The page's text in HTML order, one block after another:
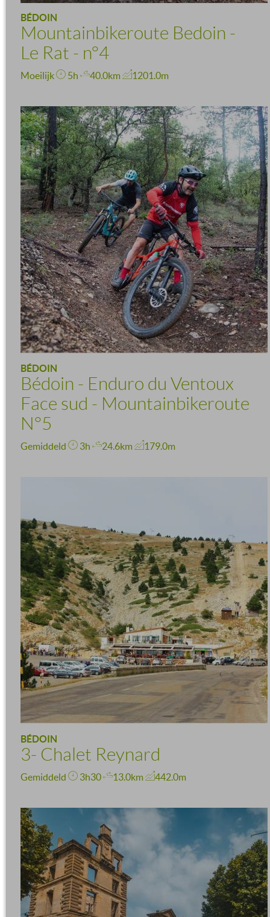
BÉDOIN
Mountainbikeroute Bedoin -
Le Rat - n°4
Moeilijk 5h 40.0km 1201.0m
BÉDOIN
Bédoin - Enduro du Ventoux
Face sud - Mountainbikeroute
N°5
Gemiddeld 3h 24.6km 179.0m
BÉDOIN
3- Chalet Reynard
Gemiddeld 3h30 13.0km 442.0m